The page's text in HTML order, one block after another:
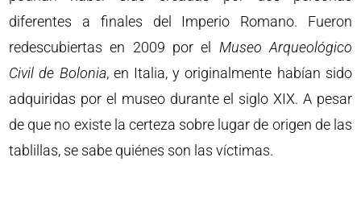
diferentes a finales del Imperio Romano. Fueron
redescubiertas en 2009 por el Museo Arqueológico
Civil de Bolonia, en Italia, y originalmente habían sido
adquiridas por el museo durante el siglo XIX. A pesar
de que no existe la certeza sobre lugar de origen de las
tablillas, se sabe quiénes son las víctimas.